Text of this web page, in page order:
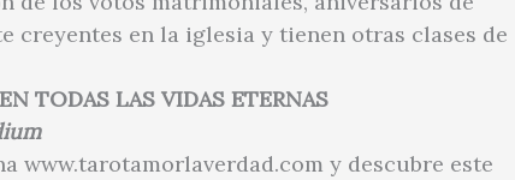
creyentes en la iglesia y tienen otras clases de
TODAS LAS VIDAS ETERNAS
www.tarotamorlaverdad.com y descubre este